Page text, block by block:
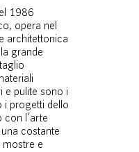
1986
opera nel
architettonica
grande
e pulite sono i
i progetti dello
l’arte
costante
mostre e